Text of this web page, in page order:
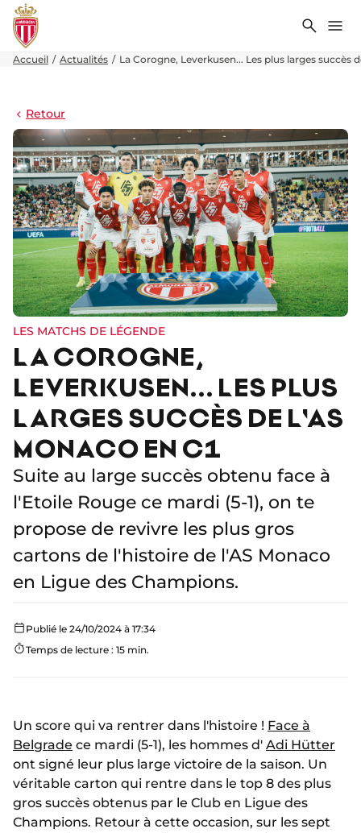
Accueil Actualités La Corogne, Leverkusen... Les plus larges succès
Retour
LES MATCHS DE LÉGENDE
LA COROGNE,
LEVERKUSEN... LES PLUS
LARGES SUCCÈS DE L'AS
MONACO EN C1
Suite au large succès obtenu face à
l'Etoile Rouge ce mardi (5-1), on te
propose de revivre les plus gros
cartons de l'histoire de l'AS Monaco
en Ligue des Champions.
Publié le 24/10/2024 à 17:34
Temps de lecture : 15 min.
Un score qui va rentrer dans l'histoire ! Face à
Belgrade ce mardi (5-1), les hommes d' Adi Hütter
ont signé leur plus large victoire de la saison. Un
véritable carton qui rentre dans le top 8 des plus
gros succès obtenus par le Club en Ligue des
Champions. Retour à cette occasion, sur les sept